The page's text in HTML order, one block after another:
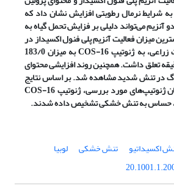
نرمال رطوبتی افزایش نشان داد که
آنزیم می‌تواند دلیلی بر فزایش تحمل گیاه به
میزان فعالیت آنزیم پلی فنول اکسیداز در
COS-16 به میزان 183/0
تعلق داشت. همچنین روند افزایشی محتوای
در تنش شدید مشاهده شد. بر اساس نتایج
ژنوتیپ‌های مورد بررسی، ژنوتیپCOS-16
حساس به تنش خشکی تشخیص داده شدند.
اکسیداتیو تنش خشکی
لوبیا